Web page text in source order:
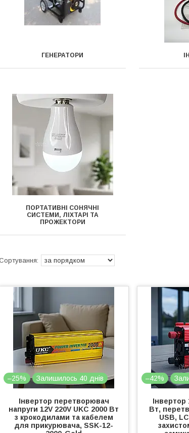
ГЕНЕРАТОРИ
ПОРТАТИВНІ СОНЯЧНІ
СИСТЕМИ, ЛІХТАРІ ТА
ПРОЖЕКТОРИ
–25% Залишилось 40 днів
Інвертор перетворювач
напруги 12V 220V UKC 2000 Вт
з крокодилами та кабелем
для прикурювача, SSK-12-
–42%
Інвертор
Вт,
USB,